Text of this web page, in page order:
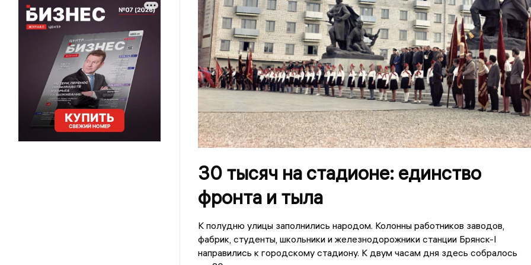
30 тысяч на стадионе: единство
фронта и тыла
К полудню улицы заполнились народом. Колонны работников заводов,
фабрик, студенты, школьники и железнодорожники станции Брянск-I
направились к городскому стадиону. К двум часам дня здесь собралось